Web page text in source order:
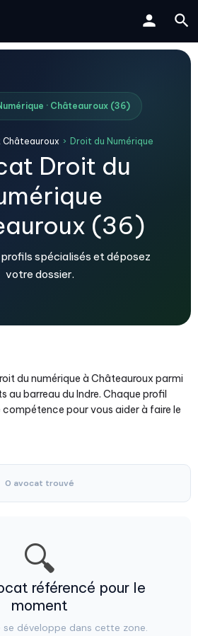
· Châteauroux (36)
› Droit du Numérique
Droit du
(36)
spécialisés et déposez
votre dossier.
du numérique à Châteauroux parmi
au barreau du Indre. Chaque profil
pour vous aider à faire le
0 avocat trouvé
🔍
référencé pour le
moment
se développe dans cette zone.